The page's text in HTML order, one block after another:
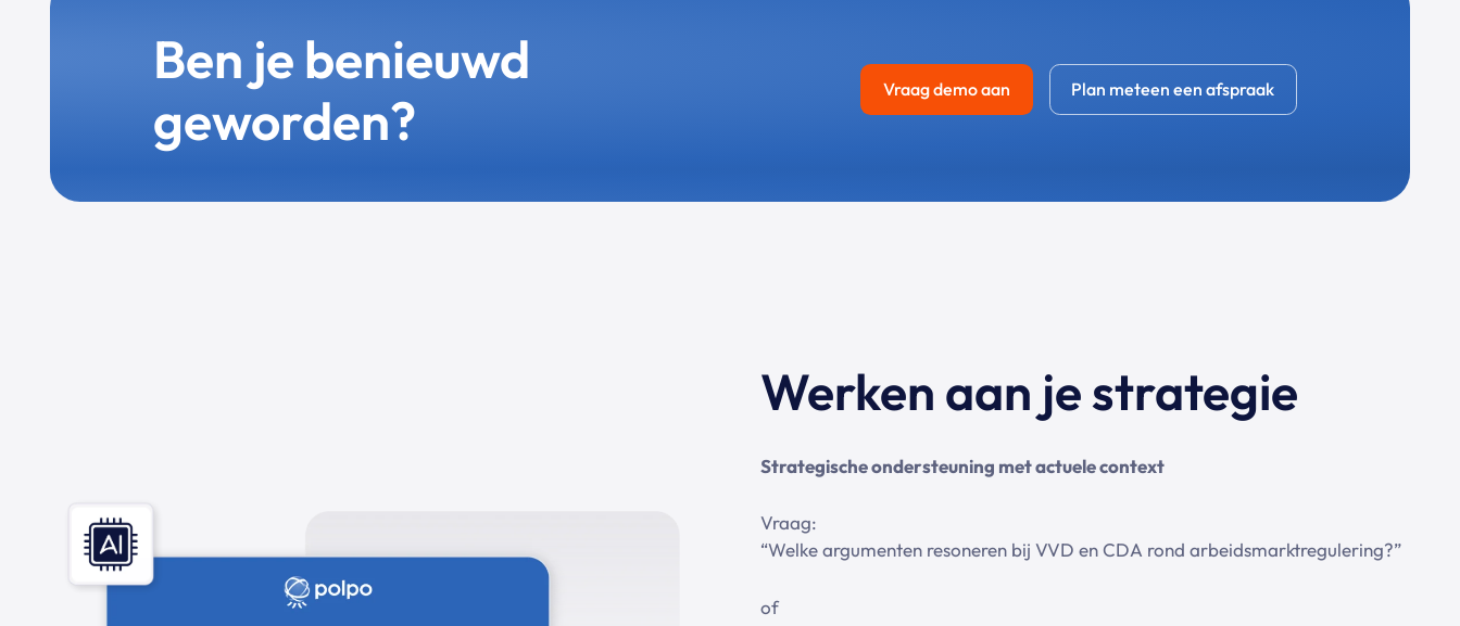
Ben je benieuwd
geworden?
Vraag demo aan Plan meteen een afspraak
Werken aan je strategie
Strategische ondersteuning met actuele context
Vraag:
“Welke argumenten resoneren bij VVD en CDA rond arbeidsmarktregulering?”
of